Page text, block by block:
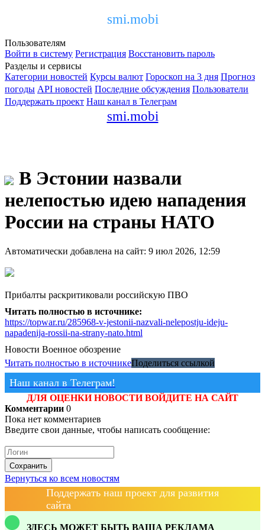
smi.mobi
Пользователям
Войти в систему Регистрация Восстановить пароль
Разделы и сервисы
Категории новостей Курсы валют Гороскоп на 3 дня Прогноз
погоды API новостей Последние обсуждения Пользователи
Поддержать проект Наш канал в Телеграм
smi.mobi
В Эстонии назвали
нелепостью идею нападения
России на страны НАТО
Автоматически добавлена на сайт: 9 июл 2026, 12:59
Прибалты раскритиковали российскую ПВО
Читать полностью в источнике:
https://topwar.ru/285968-v-jestonii-nazvali-nelepostju-ideju-
napadenija-rossii-na-strany-nato.html
Новости Военное обозрение
Читать полностью в источникеПоделиться ссылкой
Наш канал в Телеграм!
ДЛЯ ОЦЕНКИ НОВОСТИ ВОЙДИТЕ НА САЙТ
Комментарии 0
Пока нет комментариев
Введите свои данные, чтобы написать сообщение:
Сохранить
Вернуться ко всем новостям
Поддержать наш проект для развития
сайта
ЗДЕСЬ МОЖЕТ БЫТЬ ВАША РЕКЛАМА